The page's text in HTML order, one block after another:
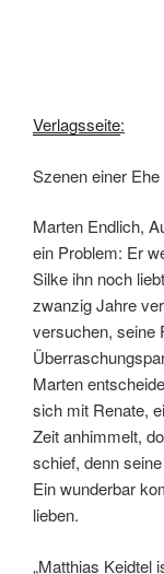
Verlagsseite:
Szenen einer Ehe
Marten Endlich,
ein Problem: Er
Silke ihn noch
zwanzig Jahre
versuchen, seine
Marten
sich mit Renate,
Zeit anhimmelt,
schief, denn
Ein wunderbar
lieben.
„Matthias Keidtel